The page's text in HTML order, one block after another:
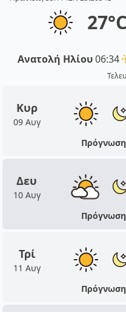
27°C
Ανατολή Ηλίου06:34
Κυρ
09 Αυγ
Δευ
10 Αυγ
Τρί
11 Αυγ